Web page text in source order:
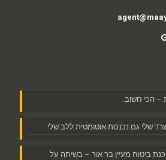
– הכי חשוב.
שלי גם נכנסת אוטומטית ללב שלי
ביטוח מעיין בר אור – בשיחה על